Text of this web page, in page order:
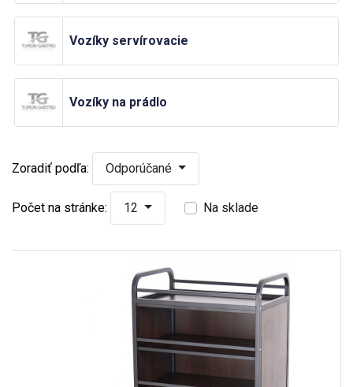
Vozíky servírovacie
Vozíky na prádlo
Zoradiť podľa: Odporúčané
Počet na stránke: 12 Na sklade